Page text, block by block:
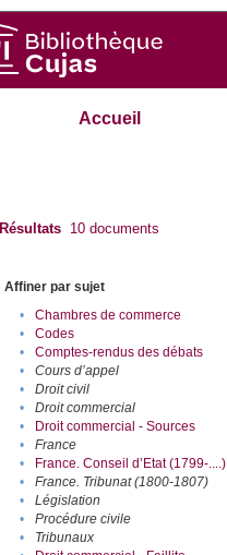
Accueil
Résultats 10 documents
Affiner par sujet
•
Chambres de commerce
•
Codes
•
Comptes-rendus des débats
•
Cours d’appel
•
Droit civil
•
Droit commercial
•
Droit commercial - Sources
•
France
•
France. Conseil d’Etat (1799-....)
•
France. Tribunat (1800-1807)
•
Législation
•
Procédure civile
•
Tribunaux